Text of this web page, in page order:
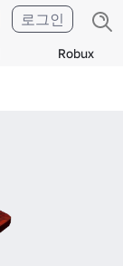
Robux
로그인